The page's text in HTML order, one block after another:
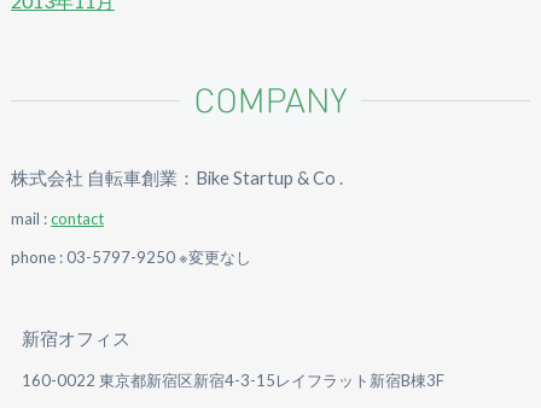
株式会社 自転車創業：Bike Startup & Co .
mail :contact
phone : 03-5797-9250 ※変更なし
新宿オフィス
160-0022 東京都新宿区新宿4-3-15レイフラット新宿B棟3F